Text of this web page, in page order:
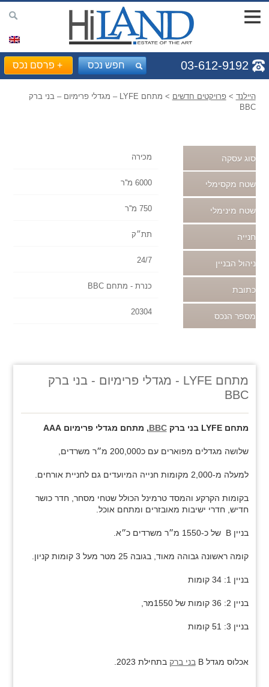
03-612-9192
+ פרסם נכס חפש נכס
היילנד >פרויקטים חדשים
> מתחם LYFE – מגדלי פרימיום – בני ברק
BBC
סוג עסקה
שטח מקסימלי
שטח מינימלי
חנייה
ניהול הבניין
כתובת
מספר הנכס
מכירה
6000 מ''ר
750 מ''ר
תת״ק
24/7
כנרת - מתחם BBC
20304
מתחם LYFE - מגדלי פרימיום - בני ברק
BBC
מתחם LYFE בני ברק BBC, מתחם מגדלי פרימיום AAA
שלושה מגדלים מפוארים עם כ200,000 מ״ר משרדים,
למעלה מ-2,000 מקומות חנייה המיועדים גם לחניית אורחים.
בקומות הקרקע והמסד טרמינל הכולל שטחי מסחר, חדר כושר
חדיש, חדרי ישיבות מאובזרים ומתחם אוכל.
בניין B של כ-1550 מ״ר משרדים כ״א.
קומה ראשונה גבוהה מאוד, בגובה 25 מטר מעל 3 קומות קניון.
בניין 1: 34 קומות
בניין 2: 36 קומות של 1550מר,
בניין 3: 51 קומות
אכלוס מגדל B בני ברק בתחילת 2023.